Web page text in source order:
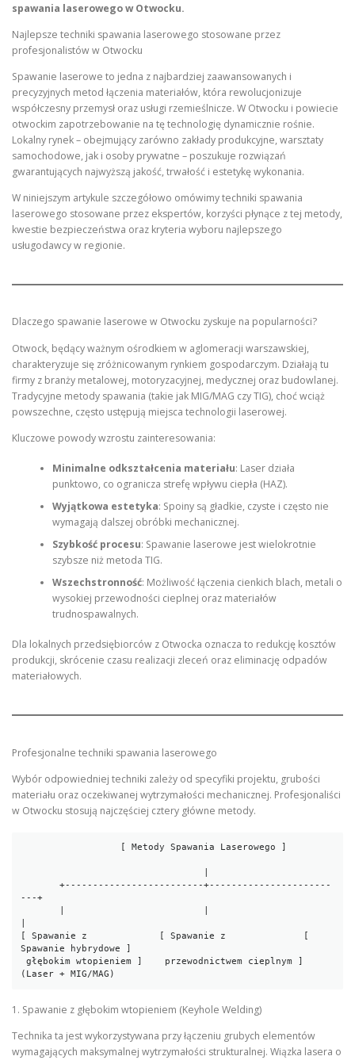
spawania laserowego w Otwocku.
Najlepsze techniki spawania laserowego stosowane przez
profesjonalistów w Otwocku
Spawanie laserowe to jedna z najbardziej zaawansowanych i
precyzyjnych metod łączenia materiałów, która rewolucjonizuje
współczesny przemysł oraz usługi rzemieślnicze. W Otwocku i powiecie
otwockim zapotrzebowanie na tę technologię dynamicznie rośnie.
Lokalny rynek – obejmujący zarówno zakłady produkcyjne, warsztaty
samochodowe, jak i osoby prywatne – poszukuje rozwiązań
gwarantujących najwyższą jakość, trwałość i estetykę wykonania.
W niniejszym artykule szczegółowo omówimy techniki spawania
laserowego stosowane przez ekspertów, korzyści płynące z tej metody,
kwestie bezpieczeństwa oraz kryteria wyboru najlepszego
usługodawcy w regionie.
Dlaczego spawanie laserowe w Otwocku zyskuje na popularności?
Otwock, będący ważnym ośrodkiem w aglomeracji warszawskiej,
charakteryzuje się zróżnicowanym rynkiem gospodarczym. Działają tu
firmy z branży metalowej, motoryzacyjnej, medycznej oraz budowlanej.
Tradycyjne metody spawania (takie jak MIG/MAG czy TIG), choć wciąż
powszechne, często ustępują miejsca technologii laserowej.
Kluczowe powody wzrostu zainteresowania:
Minimalne odkształcenia materiału: Laser działa
punktowo, co ogranicza strefę wpływu ciepła (HAZ).
Wyjątkowa estetyka: Spoiny są gładkie, czyste i często nie
wymagają dalszej obróbki mechanicznej.
Szybkość procesu: Spawanie laserowe jest wielokrotnie
szybsze niż metoda TIG.
Wszechstronność: Możliwość łączenia cienkich blach, metali o
wysokiej przewodności cieplnej oraz materiałów
trudnospawalnych.
Dla lokalnych przedsiębiorców z Otwocka oznacza to redukcję kosztów
produkcji, skrócenie czasu realizacji zleceń oraz eliminację odpadów
materiałowych.
Profesjonalne techniki spawania laserowego
Wybór odpowiedniej techniki zależy od specyfiki projektu, grubości
materiału oraz oczekiwanej wytrzymałości mechanicznej. Profesjonaliści
w Otwocku stosują najczęściej cztery główne metody.
       +-------------------------+----------------------
---+
[ Spawanie z             [ Spawanie z              [
Spawanie hybrydowe ]
głębokim wtopieniem ]    przewodnictwem cieplnym ]
1. Spawanie z głębokim wtopieniem (Keyhole Welding)
Technika ta jest wykorzystywana przy łączeniu grubych elementów
wymagających maksymalnej wytrzymałości strukturalnej. Wiązka lasera o